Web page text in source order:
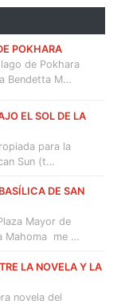
POKHARA
de Pokhara
Bendetta M…
EL SOL DE LA
para la
Sun (t…
DE SAN
Mayor de
Mahoma me …
LA NOVELA Y LA
novela del